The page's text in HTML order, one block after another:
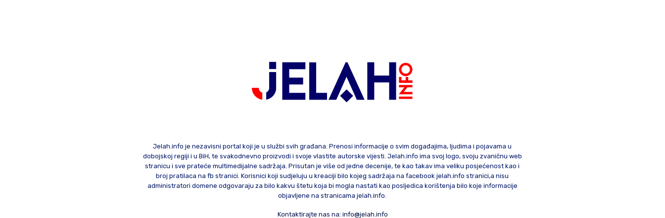
Jelah.info je nezavisni portal koji je u službi svih građana. Prenosi informacije o svim događajima, ljudima i pojavama u
dobojskoj regiji i u BiH, te svakodnevno proizvodi i svoje vlastite autorske vijesti. Jelah.info ima svoj logo, svoju zvaničnu web
stranicu i sve prateće multimedijalne sadržaja. Prisutan je više od jedne decenije, te kao takav ima veliku posjećenost kao i
broj pratilaca na fb stranici. Korisnici koji sudjeluju u kreaciji bilo kojeg sadržaja na facebook jelah.info stranici,a nisu
administratori domene odgovaraju za bilo kakvu štetu koja bi mogla nastati kao posljedica korištenja bilo koje informacije
objavljene na stranicama jelah.info.
Kontaktirajte nas na: info@jelah.info